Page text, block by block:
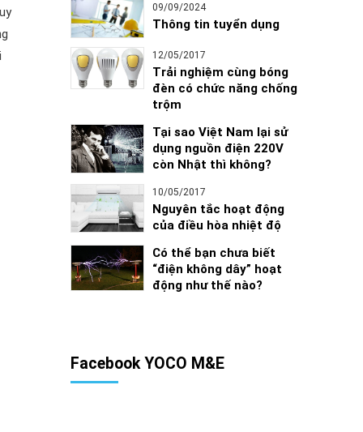
09/09/2024
Thông tin tuyển dụng
12/05/2017
Trải nghiệm cùng bóng
đèn có chức năng chống
trộm
Tại sao Việt Nam lại sử
dụng nguồn điện 220V
còn Nhật thì không?
10/05/2017
Nguyên tắc hoạt động
của điều hòa nhiệt độ
Có thể bạn chưa biết
“điện không dây” hoạt
động như thế nào?
Facebook YOCO M&E